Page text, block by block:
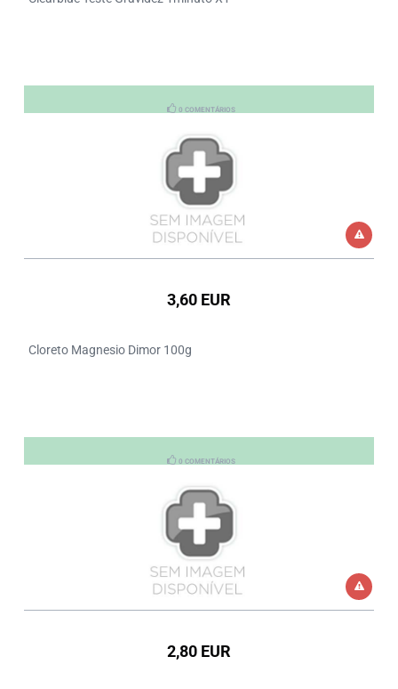
0 COMENTÁRIOS
3,60 EUR
Cloreto Magnesio Dimor 100g
0 COMENTÁRIOS
2,80 EUR